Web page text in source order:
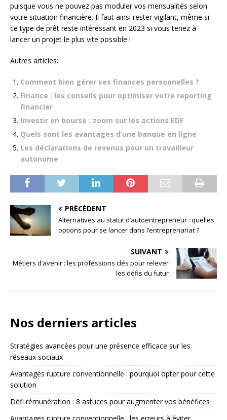
puisque vous ne pouvez pas moduler vos mensualités selon
votre situation financière. Il faut ainsi rester vigilant, même si
ce type de prêt reste intéressant en 2023 si vous tenez à
lancer un projet le plus vite possible !
Autres articles:
Comment bien gérer ses finances personnelles ?
Finance : les conseils pour optimiser votre reporting
financier
Investir en bourse : zoom sur les actions EDF
Quels sont les avantages d’une banque en ligne
Les déclarations de revenus pour un travailleur
autonome
PRÉCÉDENT
Alternatives au statut d’autoentrepreneur : quelles
options pour se lancer dans l’entreprenariat ?
SUIVANT
Métiers d’avenir : les professions clés pour relever
les défis du futur
Nos derniers articles
Stratégies avancées pour une présence efficace sur les
réseaux sociaux
Avantages rupture conventionnelle : pourquoi opter pour cette
solution
Défi rémunération : 8 astuces pour augmenter vos bénéfices
Avantages rupture conventionnelle : les erreurs à éviter